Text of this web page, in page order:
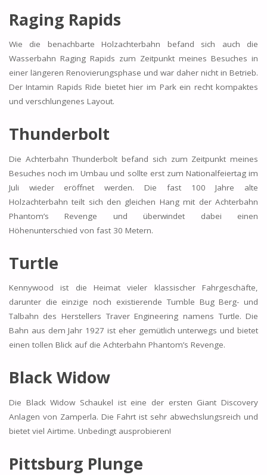
Raging Rapids
Wie die benachbarte Holzachterbahn befand sich auch die
Wasserbahn Raging Rapids zum Zeitpunkt meines Besuches in
einer längeren Renovierungsphase und war daher nicht in Betrieb.
Der Intamin Rapids Ride bietet hier im Park ein recht kompaktes
und verschlungenes Layout.
Thunderbolt
Die Achterbahn Thunderbolt befand sich zum Zeitpunkt meines
Besuches noch im Umbau und sollte erst zum Nationalfeiertag im
Juli wieder eröffnet werden. Die fast 100 Jahre alte
Holzachterbahn teilt sich den gleichen Hang mit der Achterbahn
Phantom’s Revenge und überwindet dabei einen
Höhenunterschied von fast 30 Metern.
Turtle
Kennywood ist die Heimat vieler klassischer Fahrgeschäfte,
darunter die einzige noch existierende Tumble Bug Berg- und
Talbahn des Herstellers Traver Engineering namens Turtle. Die
Bahn aus dem Jahr 1927 ist eher gemütlich unterwegs und bietet
einen tollen Blick auf die Achterbahn Phantom’s Revenge.
Black Widow
Die Black Widow Schaukel ist eine der ersten Giant Discovery
Anlagen von Zamperla. Die Fahrt ist sehr abwechslungsreich und
bietet viel Airtime. Unbedingt ausprobieren!
Pittsburg Plunge